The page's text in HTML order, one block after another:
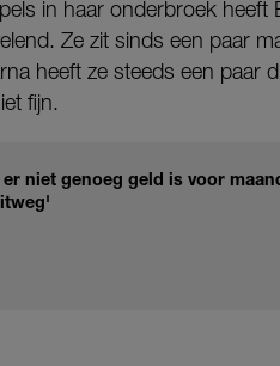
in haar onderbroek heeft
Ze zit sinds een paar
heeft ze steeds een paar
fijn.
er niet genoeg geld is voor